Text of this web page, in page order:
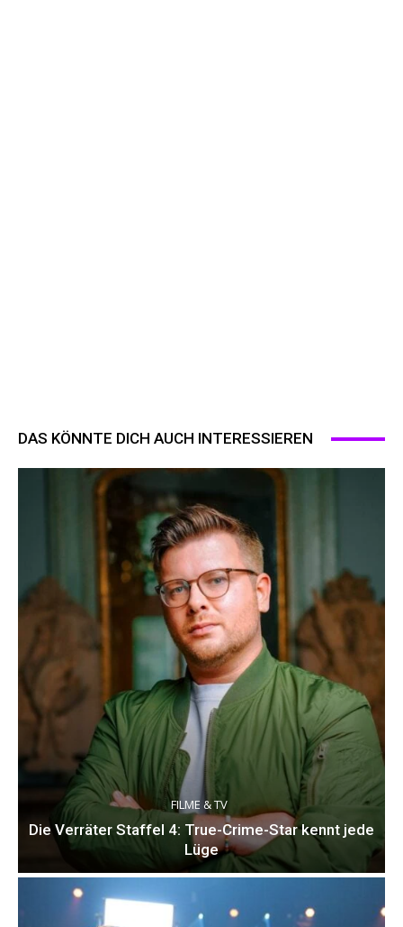
DAS KÖNNTE DICH AUCH INTERESSIEREN
FILME & TV
Die Verräter Staffel 4: True-Crime-Star kennt jede
Lüge